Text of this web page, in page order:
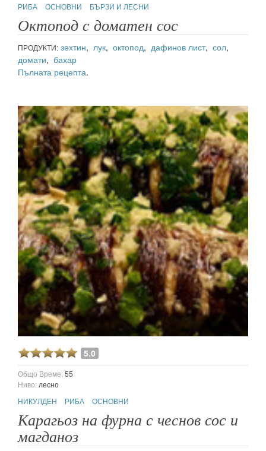
РИБА
ОСНОВНИ БЪРЗИ И ЛЕСНИ
Октопод с доматен сос
ПРОДУКТИ: зехтин, лук, октопод, дафинов лист, сол,
домати, бахар
Пълната рецепта.
5.0
Общо Време:55
Ниво: лесно
НИКУЛДЕН
РИБА ОСНОВНИ
Карагьоз на фурна с чеснов сос и
магданоз